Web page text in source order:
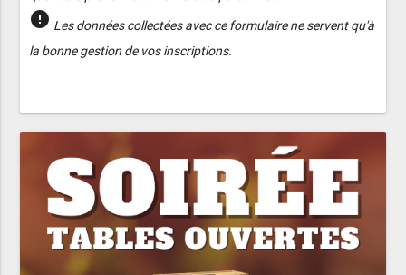
error Les données collectées avec ce formulaire ne servent qu'à
la bonne gestion de vos inscriptions.